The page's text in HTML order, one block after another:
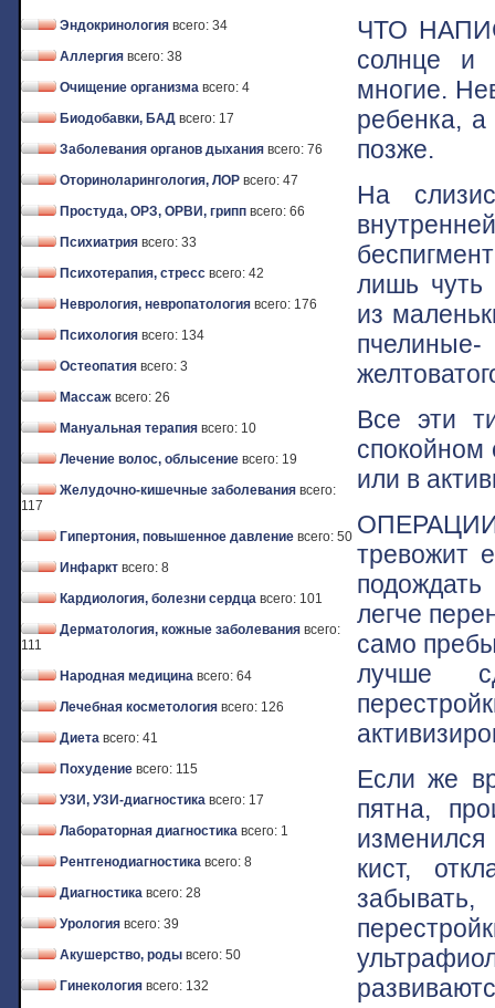
Эндокринология всего: 34
Аллергия всего: 38
Очищение организма всего: 4
Биодобавки, БАД всего: 17
Заболевания органов дыхания всего: 76
Оториноларингология, ЛОР всего: 47
Простуда, ОРЗ, ОРВИ, грипп всего: 66
Психиатрия всего: 33
Психотерапия, стресс всего: 42
Неврология, невропатология всего: 176
Психология всего: 134
Остеопатия всего: 3
Массаж всего: 26
Мануальная терапия всего: 10
Лечение волос, облысение всего: 19
Желудочно-кишечные заболевания всего:
117
Гипертония, повышенное давление всего: 50
Инфаркт всего: 8
Кардиология, болезни сердца всего: 101
Дерматология, кожные заболевания всего:
111
Народная медицина всего: 64
Лечебная косметология всего: 126
Диета всего: 41
Похудение всего: 115
УЗИ, УЗИ-диагностика всего: 17
Лабораторная диагностика всего: 1
Рентгенодиагностика всего: 8
Диагностика всего: 28
Урология всего: 39
Акушерство, роды всего: 50
Гинекология всего: 132
ЧТО
солнце и
многие.
ребенка,
позже.
На
лишь чуть
из
Все эти
спокойном
или в
ОПЕРАЦИИ
тревожит
легче
само
лучше
Если же
пятна,
изменился
кист,